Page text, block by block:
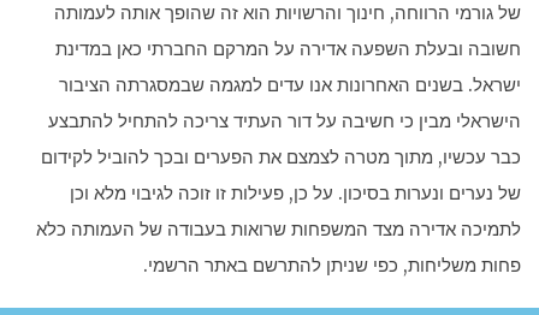
של גורמי הרווחה, חינוך והרשויות הוא זה שהופך אותה לעמותה
חשובה ובעלת השפעה אדירה על המרקם החברתי כאן במדינת
ישראל. בשנים האחרונות אנו עדים למגמה שבמסגרתה הציבור
הישראלי מבין כי חשיבה על דור העתיד צריכה להתחיל להתבצע
כבר עכשיו, מתוך מטרה לצמצם את הפערים ובכך להוביל לקידום
של נערים ונערות בסיכון. על כן, פעילות זו זוכה לגיבוי מלא וכן
לתמיכה אדירה מצד המשפחות שרואות בעבודה של העמותה כלא
פחות משליחות, כפי שניתן להתרשם באתר הרשמי.